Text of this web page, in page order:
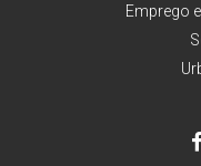
Emprego